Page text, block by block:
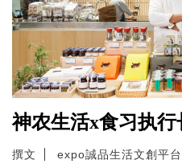
神农生活x食习执
撰文 expo誠品生活文創平台